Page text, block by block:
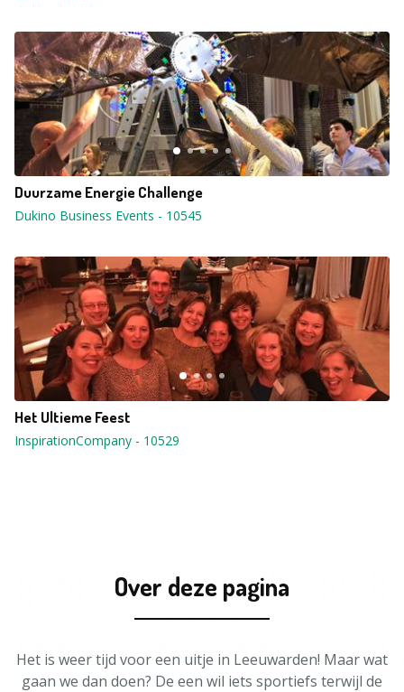
Duurzame Energie Challenge
Dukino Business Events - 10545
Het Ultieme Feest
InspirationCompany - 10529
Over deze pagina
Het is weer tijd voor een uitje in Leeuwarden! Maar wat
gaan we dan doen? De een wil iets sportiefs terwijl de